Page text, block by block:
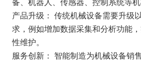
产品升级： 传统机械设备需要升级
求，例如增加数据采集和分析功能
性维护。
服务创新： 智能制造为机械设备销